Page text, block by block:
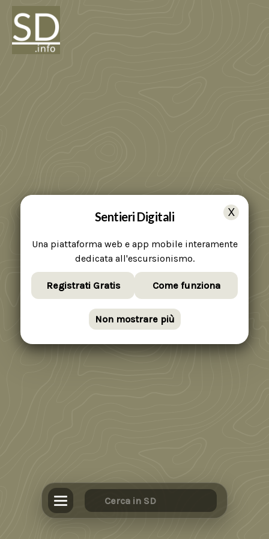
Sentieri Digitali
Una piattaforma web e app mobile interamente
dedicata all'escursionismo.
Registrati Gratis Come funziona
Non mostrare più